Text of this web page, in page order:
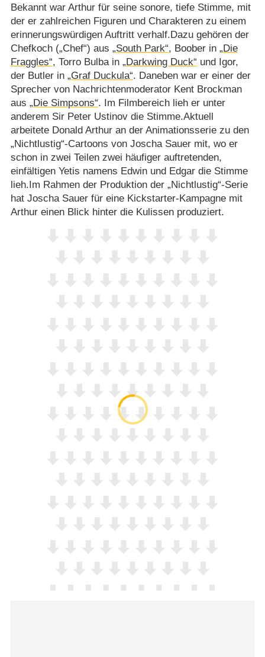
Bekannt war Arthur für seine sonore, tiefe Stimme, mit
der er zahlreichen Figuren und Charakteren zu einem
erinnerungswürdigen Auftritt verhalf.Dazu gehören der
Chefkoch („Chef“) aus „South Park“, Boober in „Die
Fraggles“, Torro Bulba in „Darkwing Duck“ und Igor,
der Butler in „Graf Duckula“. Daneben war er einer der
Sprecher von Nachrichtenmoderator Kent Brockman
aus „Die Simpsons“. Im Filmbereich lieh er unter
anderem Sir Peter Ustinov die Stimme.Aktuell
arbeitete Donald Arthur an der Animationsserie zu den
„Nichtlustig“-Cartoons von Joscha Sauer mit, wo er
schon in zwei Teilen zwei häufiger auftretenden,
einfältigen Yetis namens Edwin und Edgar die Stimme
lieh.Im Rahmen der Produktion der „Nichtlustig“-Serie
hat Joscha Sauer für eine Kickstarter-Kampagne mit
Arthur einen Blick hinter die Kulissen produziert.